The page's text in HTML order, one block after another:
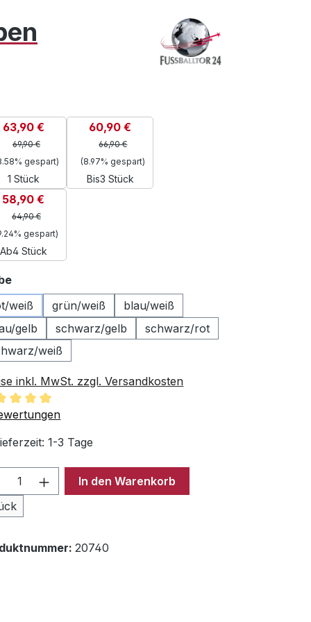
1 Stück
63,90 €
69,90 €
gespart)
Bis3 Stück
60,90 €
66,90 €
(8.97% gespart)
Ab4 Stück
58,90 €
64,90 €
gespart)
auswählen
weiß
grün/weiß
blau/weiß
gelb
schwarz/gelb
schwarz/rot
weiß
inkl. MwSt. zzgl. Versandkosten
Bewertung von 5 von 5 Sternen
1-3 Tage
Anzahl: Gib den gewünschten
In den Warenkorb
20740